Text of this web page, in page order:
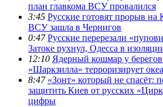
план главкома ВСУ провалился
3:45 Русские готовят прорыв на
ВСУ зашла в Чернигов
0:47 Русские перерезали
Затоке рухнул, Одесса в
12:10 Ядерный кошмар у
«Шаркзилла» терроризирует
8:47 «Зонт» который не спасёт:
защитить Киев от русских
цифры